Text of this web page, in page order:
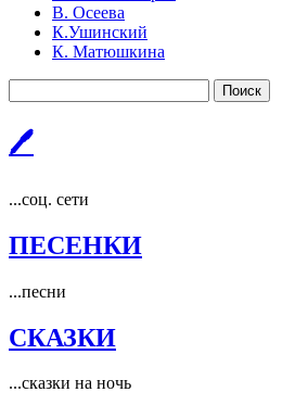
В. Осеева
К.Ушинский
К. Матюшкина
Поиск
🖊
...соц. сети
ПЕСЕНКИ
...песни
СКАЗКИ
...сказки на ночь